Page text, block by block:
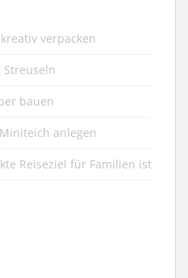
verpacken
Streuseln
bauen
anlegen
Reiseziel für Familien ist